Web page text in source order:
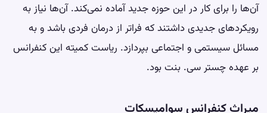
آن‌ها را برای کار در این حوزه جدید آماده نمی‌کند. آن‌ها نیاز به
رویکردهای جدیدی داشتند که فراتر از درمان فردی باشد و به
مسائل سیستمی و اجتماعی بپردازد. ریاست کمیته این کنفرانس
بر عهده چستر سی. بنت بود.
میراث کنفرانس سوامپسکات